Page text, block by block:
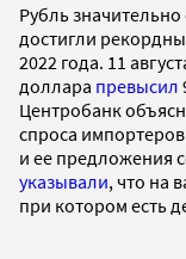
Рубль
достигли
2022 года. 11
доллара превысил
Центробанк
спроса
и ее предложения
указывали, что на
при котором есть